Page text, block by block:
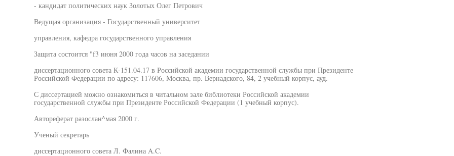
- кандидат политических наук Золотых Олег Петрович
Ведущая организация - Государственный университет
управления, кафедра государственного управления
Защита состоится "f3 июня 2000 года часов на заседании
диссертационного совета К-151.04.17 в Российской академии государственной службы при Президенте
Российской Федерации по адресу: 117606, Москва, пр. Вернадского, 84, 2 учебный корпус, ауд.
С диссертацией можно ознакомиться в читальном зале библиотеки Российской академии
государственной службы при Президенте Российской Федерации (1 учебный корпус).
Автореферат разослан^мая 2000 г.
Ученый секретарь
диссертационного совета Л. Фалина A.C.